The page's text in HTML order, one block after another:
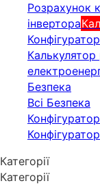
Розрахунок
інвертора
Калькулятор
Безпека
Всі Безпека
Категорії
Категорії